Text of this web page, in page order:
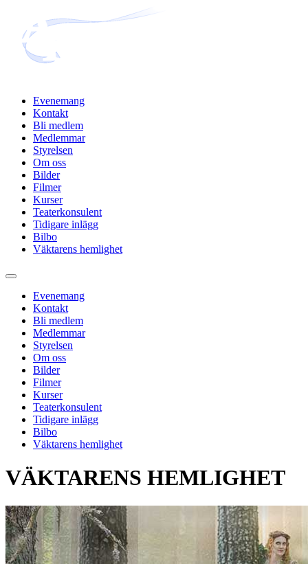
innehåll
Evenemang
Kontakt
Bli medlem
Medlemmar
Styrelsen
Om oss
Bilder
Filmer
Kurser
Teaterkonsulent
Tidigare inlägg
Bilbo
Väktarens hemlighet
Evenemang
Kontakt
Bli medlem
Medlemmar
Styrelsen
Om oss
Bilder
Filmer
Kurser
Teaterkonsulent
Tidigare inlägg
Bilbo
Väktarens hemlighet
VÄKTARENS HEMLIGHET